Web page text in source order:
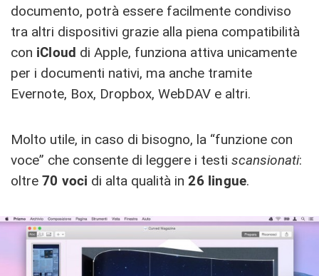
documento, potrà essere facilmente condiviso
tra altri dispositivi grazie alla piena compatibilità
con iCloud di Apple, funziona attiva unicamente
per i documenti nativi, ma anche tramite
Evernote, Box, Dropbox, WebDAV e altri.
Molto utile, in caso di bisogno, la “funzione con
voce” che consente di leggere i testi scansionati:
oltre 70 voci di alta qualità in26 lingue.